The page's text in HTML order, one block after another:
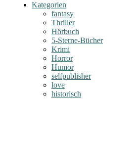
Kategorien
fantasy
Thriller
Hörbuch
5-Sterne-Bücher
Krimi
Horror
Humor
selfpublisher
love
historisch